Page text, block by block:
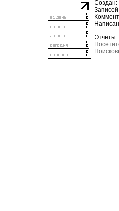
Создан:
Записей:
Отчеты: